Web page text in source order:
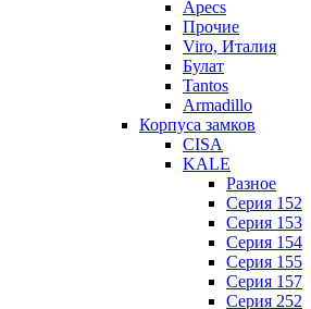
Apecs
Прочие
Viro, Италия
Булат
Tantos
Armadillo
Корпуса замков
CISA
KALE
Разное
Серия 152
Серия 153
Серия 154
Серия 155
Серия 157
Серия 252